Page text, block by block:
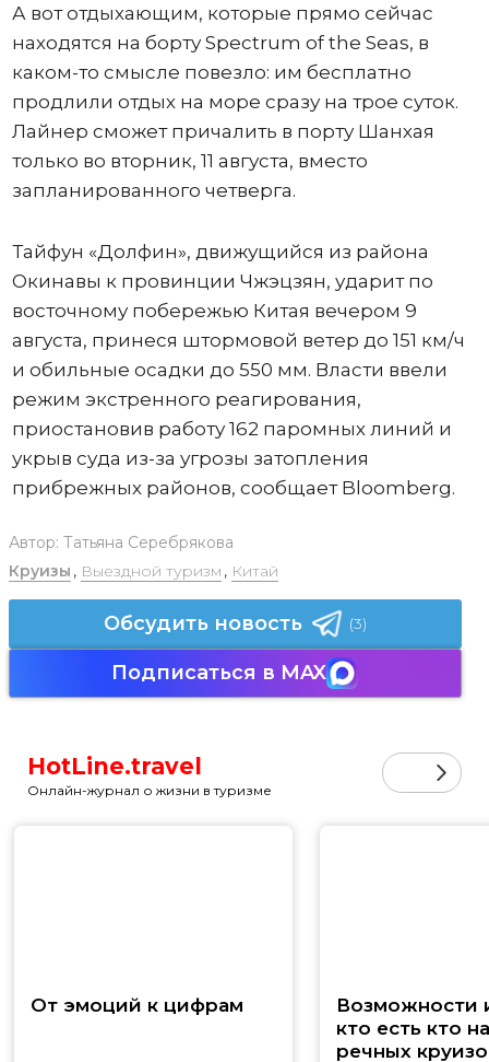
А вот отдыхающим, которые прямо сейчас
находятся на борту Spectrum of the Seas, в
каком-то смысле повезло: им бесплатно
продлили отдых на море сразу на трое суток.
Лайнер сможет причалить в порту Шанхая
только во вторник, 11 августа, вместо
запланированного четверга.
Тайфун «Долфин», движущийся из района
Окинавы к провинции Чжэцзян, ударит по
восточному побережью Китая вечером 9
августа, принеся штормовой ветер до 151 км/ч
и обильные осадки до 550 мм. Власти ввели
режим экстренного реагирования,
приостановив работу 162 паромных линий и
укрыв суда из-за угрозы затопления
прибрежных районов, сообщает Bloomberg.
Автор: Татьяна Серебрякова
Круизы , Выездной туризм , Китай
Обсудить новость (3)
Подписаться в MAX
HotLine.travel
Онлайн-журнал о жизни в туризме
От эмоций к цифрам
Возможности
кто есть кто
речных